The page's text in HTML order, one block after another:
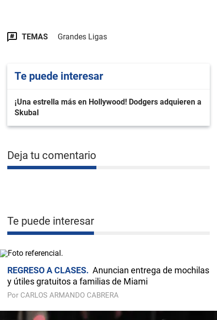
TEMAS Grandes Ligas
Te puede interesar
¡Una estrella más en Hollywood! Dodgers adquieren a
Skubal
Deja tu comentario
Te puede interesar
REGRESO A CLASES
Anuncian entrega de mochilas
y útiles gratuitos a familias de Miami
Por CARLOS ARMANDO CABRERA